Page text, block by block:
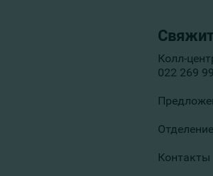
Колл-
022 269
Контакты